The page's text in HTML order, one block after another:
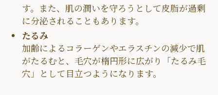
す。また、肌の潤いを守ろうとして皮脂が過剰
に分泌されることもあります。
たるみ
加齢によるコラーゲンやエラスチンの減少で肌
がたるむと、毛穴が楕円形に広がり「たるみ毛
穴」として目立つようになります。